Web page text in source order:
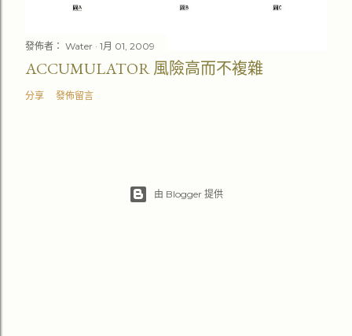
發佈者： Water 1月 01, 2009
ACCUMULATOR 風險高而不複雜
分享 發佈留言
由 Blogger 提供